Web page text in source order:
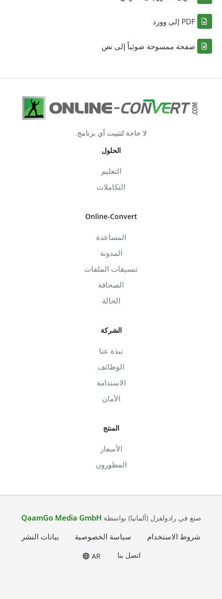
PDF إلى وورد
صفحة ممسوحة ضوئياً إلى نص
لا حاجة لتثبيت أي برنامج.
الحلول
التعليم
التكاملات
Online-Convert
المساعدة
المدونة
تنسيقات الملفات
الصحافة
الحالة
الشركة
نبذة عنا
الوظائف
الاستدامة
الأمان
المنتج
الأسعار
المطورون
صنع في رادولفزل (ألمانيا) بواسطة QaamGo Media GmbH
شروط الاستخدام
سياسة الخصوصية بيانات النشر
اتصل بنا AR